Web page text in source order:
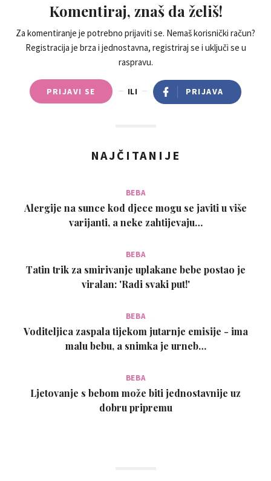
Komentiraj, znaš da želiš!
Za komentiranje je potrebno prijaviti se. Nemaš korisnički račun?
Registracija je brza i jednostavna, registriraj se i uključi se u
raspravu.
PRIJAVI SE ILI PRIJAVA
NAJČITANIJE
BEBA
Alergije na sunce kod djece mogu se javiti u više
varijanti, a neke zahtijevaju…
BEBA
Tatin trik za smirivanje uplakane bebe postao je
viralan: 'Radi svaki put!'
BEBA
Voditeljica zaspala tijekom jutarnje emisije - ima
malu bebu, a snimka je urneb…
BEBA
Ljetovanje s bebom može biti jednostavnije uz
dobru pripremu